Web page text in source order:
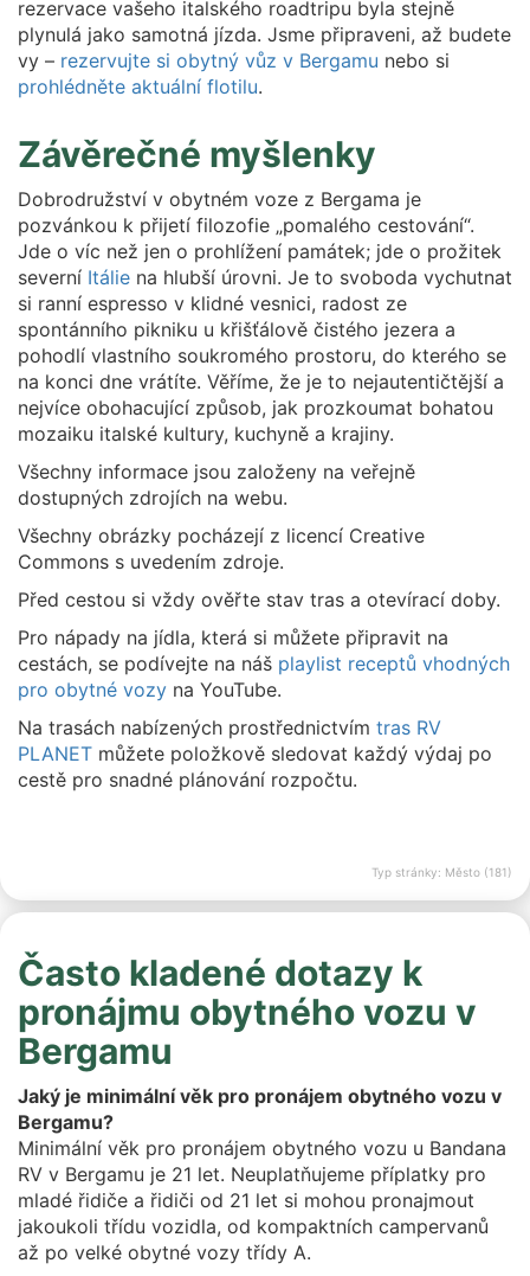
rezervace vašeho italského roadtripu byla stejně
plynulá jako samotná jízda. Jsme připraveni, až budete
vy – rezervujte si obytný vůz v Bergamu nebo si
prohlédněte aktuální flotilu.
Závěrečné myšlenky
Dobrodružství v obytném voze z Bergama je
pozvánkou k přijetí filozofie „pomalého cestování“.
Jde o víc než jen o prohlížení památek; jde o prožitek
severní Itálie na hlubší úrovni. Je to svoboda vychutnat
si ranní espresso v klidné vesnici, radost ze
spontánního pikniku u křišťálově čistého jezera a
pohodlí vlastního soukromého prostoru, do kterého se
na konci dne vrátíte. Věříme, že je to nejautentičtější a
nejvíce obohacující způsob, jak prozkoumat bohatou
mozaiku italské kultury, kuchyně a krajiny.
Všechny informace jsou založeny na veřejně
dostupných zdrojích na webu.
Všechny obrázky pocházejí z licencí Creative
Commons s uvedením zdroje.
Před cestou si vždy ověřte stav tras a otevírací doby.
Pro nápady na jídla, která si můžete připravit na
cestách, se podívejte na náš playlist receptů vhodných
pro obytné vozy na YouTube.
Na trasách nabízených prostřednictvím tras RV
PLANET můžete položkově sledovat každý výdaj po
cestě pro snadné plánování rozpočtu.
Typ stránky: Město (181)
Často kladené dotazy k
pronájmu obytného vozu v
Bergamu
Jaký je minimální věk pro pronájem obytného vozu v
Bergamu?
Minimální věk pro pronájem obytného vozu u Bandana
RV v Bergamu je 21 let. Neuplatňujeme příplatky pro
mladé řidiče a řidiči od 21 let si mohou pronajmout
jakoukoli třídu vozidla, od kompaktních campervanů
až po velké obytné vozy třídy A.